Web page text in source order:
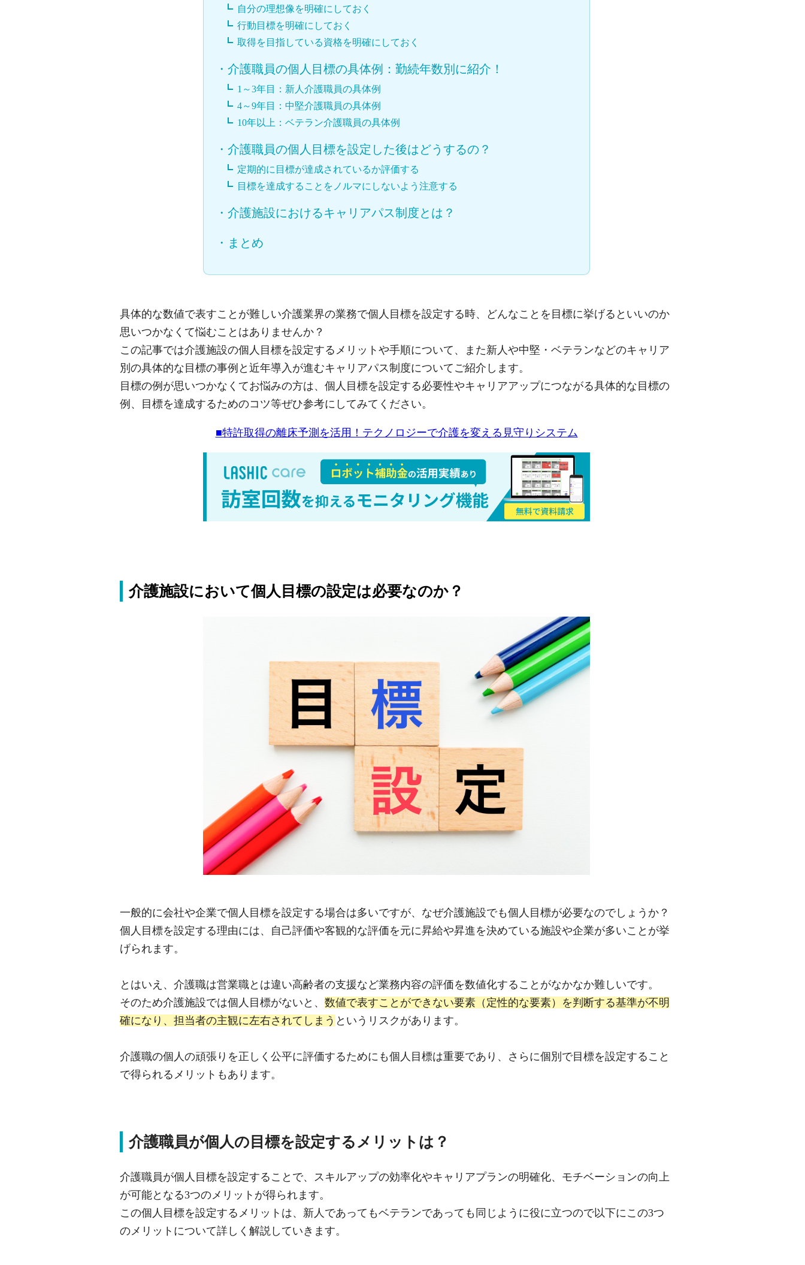
自分の理想像を明確にしておく
行動目標を明確にしておく
取得を目指している資格を明確にしておく
・ 介護職員の個人目標の具体例：勤続年数別に紹介！
1～3年目：新人介護職員の具体例
4～9年目：中堅介護職員の具体例
10年以上：ベテラン介護職員の具体例
・ 介護職員の個人目標を設定した後はどうするの？
定期的に目標が達成されているか評価する
目標を達成することをノルマにしないよう注意する
・ 介護施設におけるキャリアパス制度とは？
・ まとめ
具体的な数値で表すことが難しい介護業界の業務で個人目標を設定する時、どんなことを目標に挙げるといいのか
思いつかなくて悩むことはありませんか？
この記事では介護施設の個人目標を設定するメリットや手順について、また新人や中堅・ベテランなどのキャリア
別の具体的な目標の事例と近年導入が進むキャリアパス制度についてご紹介します。
目標の例が思いつかなくてお悩みの方は、個人目標を設定する必要性やキャリアアップにつながる具体的な目標の
例、目標を達成するためのコツ等ぜひ参考にしてみてください。
■特許取得の離床予測を活用！テクノロジーで介護を変える見守りシステム
介護施設において個人目標の設定は必要なのか？
一般的に会社や企業で個人目標を設定する場合は多いですが、なぜ介護施設でも個人目標が必要なのでしょうか？
個人目標を設定する理由には、自己評価や客観的な評価を元に昇給や昇進を決めている施設や企業が多いことが挙
げられます。
とはいえ、介護職は営業職とは違い高齢者の支援など業務内容の評価を数値化することがなかなか難しいです。
そのため介護施設では個人目標がないと、 数値で表すことができない要素（定性的な要素）を判断する基準が不明
確になり、担当者の主観に左右されてしまう というリスクがあります。
介護職の個人の頑張りを正しく公平に評価するためにも個人目標は重要であり、さらに個別で目標を設定すること
で得られるメリットもあります。
介護職員が個人の目標を設定するメリットは？
介護職員が個人目標を設定することで、スキルアップの効率化やキャリアプランの明確化、モチベーションの向上
が可能となる3つのメリットが得られます。
この個人目標を設定するメリットは、新人であってもベテランであっても同じように役に立つので以下にこの3つ
のメリットについて詳しく解説していきます。